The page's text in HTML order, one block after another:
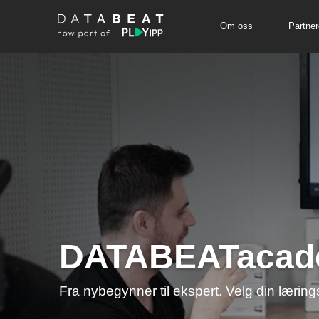
Om oss
Fra nybegynner til ekspert. Velg din